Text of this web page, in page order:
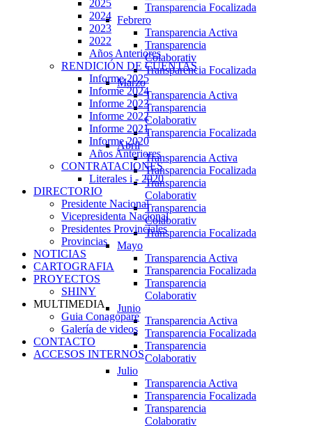
Transparencia Focalizada
Febrero
Transparencia Activa
Transparencia
Colaborativ
Transparencia Focalizada
Marzo
Transparencia Activa
Transparencia
Colaborativ
Transparencia Focalizada
Abril
Transparencia Activa
Transparencia Focalizada
Transparencia
Colaborativ
Transparencia
Colaborativ
Transparencia Focalizada
Mayo
Transparencia Activa
Transparencia Focalizada
Transparencia
Colaborativ
Junio
Transparencia Activa
Transparencia Focalizada
Transparencia
Colaborativ
Julio
Transparencia Activa
Transparencia Focalizada
Transparencia
Colaborativ
2025
2024
2023
2022
Años Anteriores
RENDICIÓN DE CUENTAS
Informe 2025
Informe 2024
Informe 2023
Informe 2022
Informe 2021
Informe 2020
Años Anteriores
CONTRATACIONES
Literales i - 2020
DIRECTORIO
Presidente Nacional
Vicepresidenta Nacional
Presidentes Provinciales
Provincias
NOTICIAS
CARTOGRAFIA
PROYECTOS
SHINY
MULTIMEDIA
Guia Conagopare
Galería de videos
CONTACTO
ACCESOS INTERNOS